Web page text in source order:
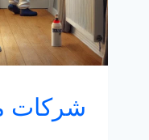
شركات